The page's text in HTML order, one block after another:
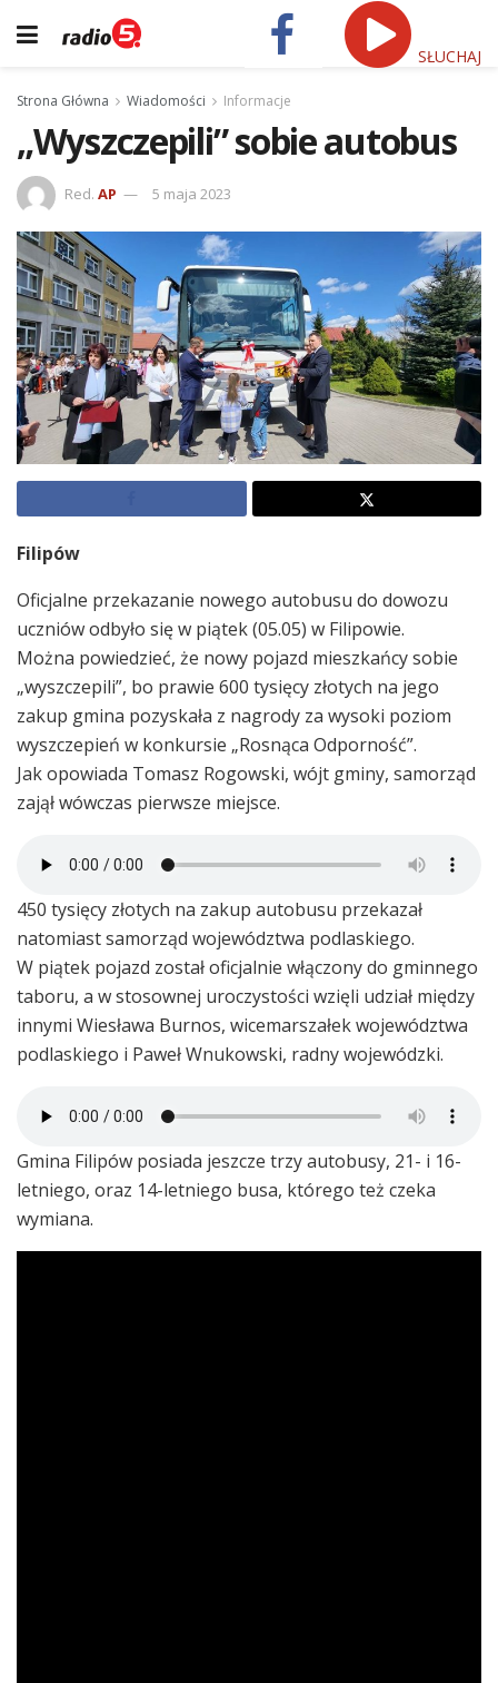
SŁUCHAJ
Strona Główna Wiadomości Informacje
„Wyszczepili” sobie autobus
Red. AP 5 maja 2023
Filipów
Oficjalne przekazanie nowego autobusu do dowozu
uczniów odbyło się w piątek (05.05) w Filipowie.
Można powiedzieć, że nowy pojazd mieszkańcy sobie
„wyszczepili”, bo prawie 600 tysięcy złotych na jego
zakup gmina pozyskała z nagrody za wysoki poziom
wyszczepień w konkursie „Rosnąca Odporność”.
Jak opowiada Tomasz Rogowski, wójt gminy, samorząd
zajął wówczas pierwsze miejsce.
450 tysięcy złotych na zakup autobusu przekazał
natomiast samorząd województwa podlaskiego.
W piątek pojazd został oficjalnie włączony do gminnego
taboru, a w stosownej uroczystości wzięli udział między
innymi Wiesława Burnos, wicemarszałek województwa
podlaskiego i Paweł Wnukowski, radny wojewódzki.
Gmina Filipów posiada jeszcze trzy autobusy, 21- i 16-
letniego, oraz 14-letniego busa, którego też czeka
wymiana.